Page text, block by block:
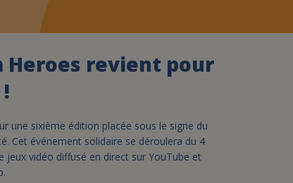
Heroes revient pour
une sixième édition placée sous le signe du
Cet événement solidaire se déroulera du 4
jeux vidéo diffusé en direct sur YouTube et